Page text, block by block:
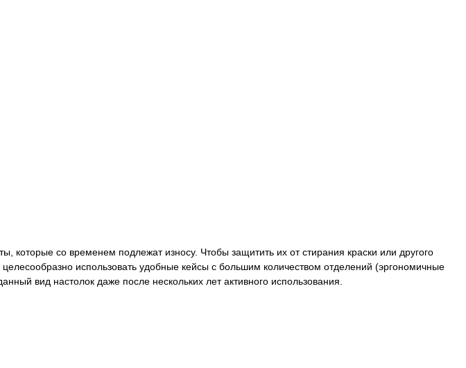
которые со временем подлежат износу. Чтобы защитить их от стирания краски или другого
использовать удобные кейсы с большим количеством отделений (эргономичные
вид настолок даже после нескольких лет активного использования.